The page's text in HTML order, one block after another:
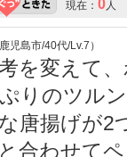
現在： 0人
児島市/40代/Lv.7）
を変えて
りのツル
唐揚げが2
合わせて